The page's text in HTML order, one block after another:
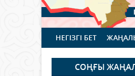
НЕГІЗГІ БЕТ
СОҢҒЫ